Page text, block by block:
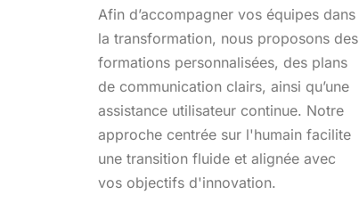
Afin d’accompagner vos équipes dans
la transformation, nous proposons des
formations personnalisées, des plans
de communication clairs, ainsi qu’une
assistance utilisateur continue. Notre
approche centrée sur l'humain facilite
une transition fluide et alignée avec
vos objectifs d'innovation.​